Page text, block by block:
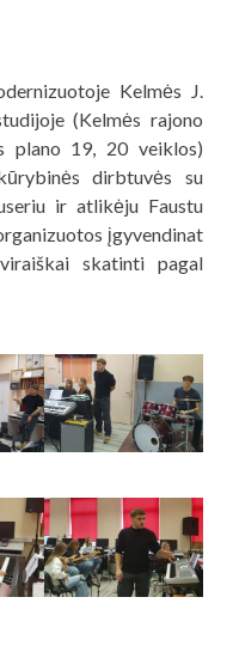
Kelmės J.
(Kelmės rajono
plano 19, 20 veiklos)
dirbtuvės su
ir atlikėju Faustu
įgyvendinat
skatinti pagal